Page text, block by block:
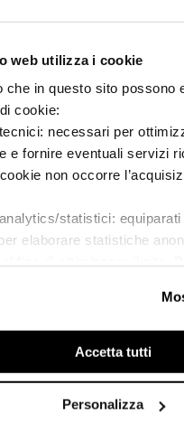
web utilizza i cookie
che in questo sito possono
cookie:
necessari per
e fornire eventuali servizi
non occorre
statistici:
elaborare statistiche
di profilazione/marketing:
per esaminare le
e mostrarti quindi avvisi
tue preferenze.
selezionando uno
Accetta tutti
Personalizza
Acabado:
opaco
V3
Unidad de
PZ